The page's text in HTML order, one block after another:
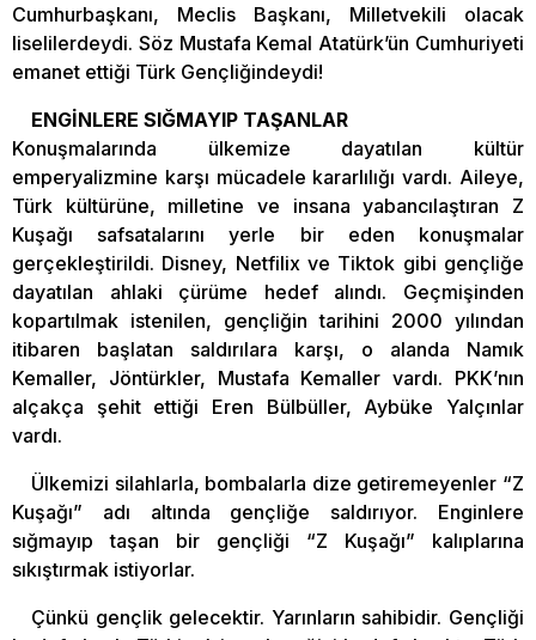
Cumhurbaşkanı, Meclis Başkanı, Milletvekili olacak
liselilerdeydi. Söz Mustafa Kemal Atatürk’ün Cumhuriyeti
emanet ettiği Türk Gençliğindeydi!
ENGİNLERE SIĞMAYIP TAŞANLAR
Konuşmalarında ülkemize dayatılan kültür
emperyalizmine karşı mücadele kararlılığı vardı. Aileye,
Türk kültürüne, milletine ve insana yabancılaştıran Z
Kuşağı safsatalarını yerle bir eden konuşmalar
gerçekleştirildi. Disney, Netfilix ve Tiktok gibi gençliğe
dayatılan ahlaki çürüme hedef alındı. Geçmişinden
kopartılmak istenilen, gençliğin tarihini 2000 yılından
itibaren başlatan saldırılara karşı, o alanda Namık
Kemaller, Jöntürkler, Mustafa Kemaller vardı. PKK’nın
alçakça şehit ettiği Eren Bülbüller, Aybüke Yalçınlar
vardı.
Ülkemizi silahlarla, bombalarla dize getiremeyenler “Z
Kuşağı” adı altında gençliğe saldırıyor. Enginlere
sığmayıp taşan bir gençliği “Z Kuşağı” kalıplarına
sıkıştırmak istiyorlar.
Çünkü gençlik gelecektir. Yarınların sahibidir. Gençliği